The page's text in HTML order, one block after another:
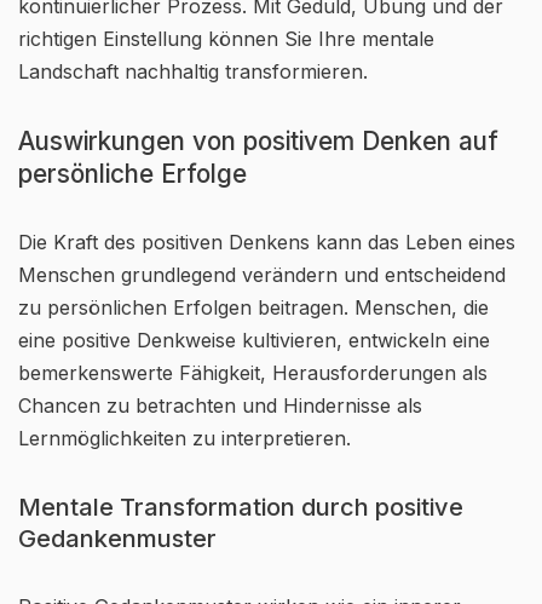
kontinuierlicher Prozess. Mit Geduld, Übung und der
richtigen Einstellung können Sie Ihre mentale
Landschaft nachhaltig transformieren.
Auswirkungen von positivem Denken auf
persönliche Erfolge
Die Kraft des positiven Denkens kann das Leben eines
Menschen grundlegend verändern und entscheidend
zu persönlichen Erfolgen beitragen. Menschen, die
eine positive Denkweise kultivieren, entwickeln eine
bemerkenswerte Fähigkeit, Herausforderungen als
Chancen zu betrachten und Hindernisse als
Lernmöglichkeiten zu interpretieren.
Mentale Transformation durch positive
Gedankenmuster